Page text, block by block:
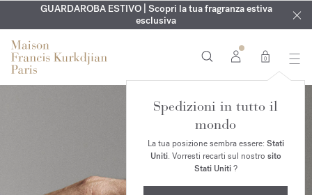
ESCLUSIVO | Scopri la nuova fragranza OUDvelvet moodnel
tuo ordine*
INCISIONE GRATUITA | Su tutte le fragranze e gli oli per il
corpo fino al 9 agosto
GUARDAROBA ESTIVO | Scopri la tua fragranza estiva
esclusiva
0
Spedizioni in tutto il
mondo
La tua posizione sembra essere: Stati
Uniti. Vorresti recarti sul nostro sito
Stati Uniti?